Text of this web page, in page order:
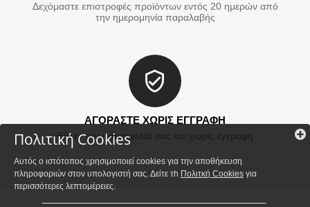
Δεχόμαστε επιστροφές προϊόντων εντός 20 ημερών από
την ημερομηνία παραλαβής
ΑΓΟΡΑΣΤΕ ΧΩΡΙΣ ΕΓΓΡΑΦΗ
Βάλτε την παραγγελία σας και χωρίς εγγραφή
Πολιτική Cookies
Αυτός ο ιστότοπος χρησιμοποιεί cookies για την αποθήκευση
πληροφοριών στον υπολογιστή σας. Δείτε τh Πολιτκή Cookies για
περισσότερες λεπτομέρειες.